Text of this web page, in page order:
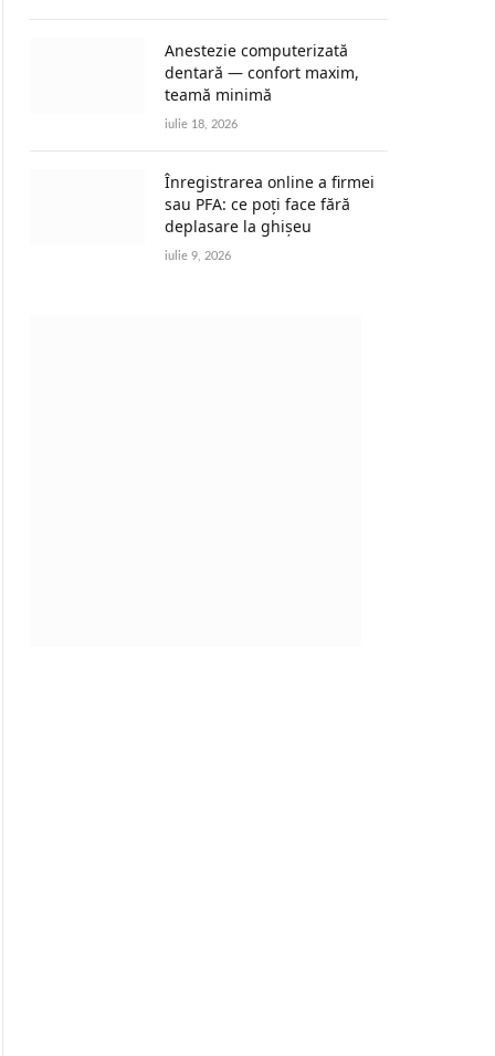
Anestezie computerizată
dentară — confort maxim,
teamă minimă
iulie 18, 2026
Înregistrarea online a firmei
sau PFA: ce poți face fără
deplasare la ghișeu
iulie 9, 2026